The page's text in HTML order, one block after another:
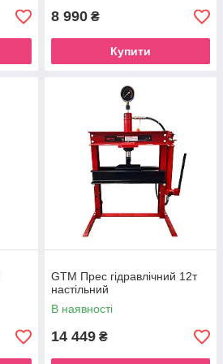
8 990 ₴
Купити
GTM Прес гідравлічний 12т
настільний
В наявності
14 449 ₴